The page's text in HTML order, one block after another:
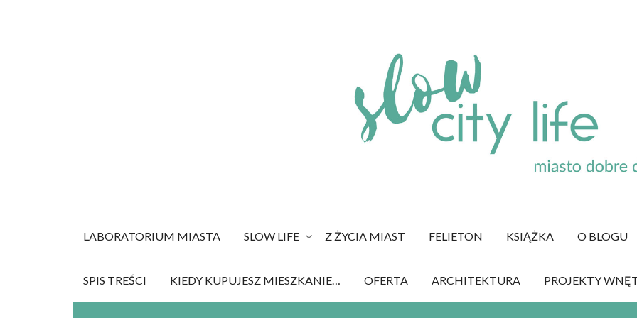
LABORATORIUM MIASTA SLOW LIFE Z ŻYCIA MIAST FELIETON KSIĄŻKA O BLOGU
SPIS TREŚCI KIEDY KUPUJESZ MIESZKANIE… OFERTA ARCHITEKTURA PROJEKTY